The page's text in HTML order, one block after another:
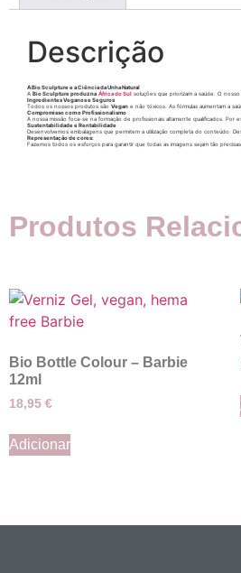
Descrição
A Bio Sculpture e a Ciência da Unha Natural
A Bio Sculpture produz naÁfrica do Sul soluções que priorizam a saúde. O
Ingredientes Veganos e Seguros
Todos os nossos produtos são Vegan e não tóxicos. As fórmulas aumentam a
Compromisso com o Profissionalismo
A nossa missão foca-se na formação de profissionais altamente qualificados.
Sustentabilidade e Rentabilidade
Desenvolvemos embalagens que permitem a utilização completa do conteúdo.
Representação de cores:
Fazemos todos os esforços para garantir que todas as imagens sejam tão
Produtos
Bio Bottle Colour – Barbie
12ml
18,95 €
Adicionar